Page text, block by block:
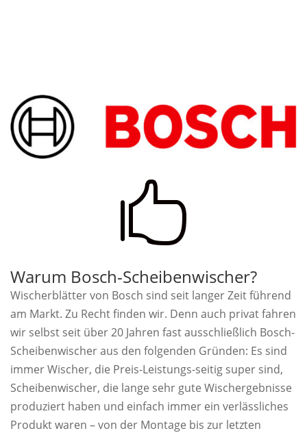

Warum Bosch-Scheibenwischer?
Wischerblätter von Bosch sind seit langer Zeit führend
am Markt. Zu Recht finden wir. Denn auch privat fahren
wir selbst seit über 20 Jahren fast ausschließlich Bosch-
Scheibenwischer aus den folgenden Gründen: Es sind
immer Wischer, die Preis-Leistungs-seitig super sind,
Scheibenwischer, die lange sehr gute Wischergebnisse
produziert haben und einfach immer ein verlässliches
Produkt waren – von der Montage bis zur letzten